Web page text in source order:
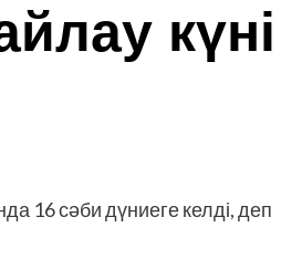
күні
16 сәби дүниеге келді, деп